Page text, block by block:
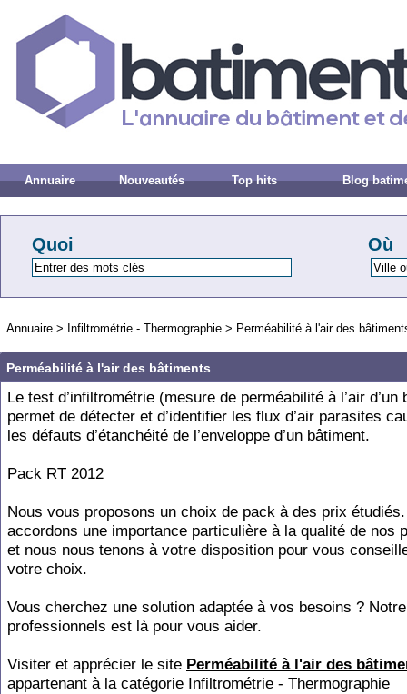
Annuaire Nouveautés Top hits Blog
Quoi Où
Annuaire > Infiltrométrie - Thermographie > Perméabilité à l'air des
Perméabilité à l'air des bâtiments
Le test d’infiltrométrie (mesure de perméabilité à l’air d’un
permet de détecter et d’identifier les flux d’air parasites
les défauts d’étanchéité de l’enveloppe d’un bâtiment.
Pack RT 2012
Nous vous proposons un choix de pack à des prix
accordons une importance particulière à la qualité de nos
et nous nous tenons à votre disposition pour vous
votre choix.
Vous cherchez une solution adaptée à vos besoins ?
professionnels est là pour vous aider.
Visiter et apprécier le site Perméabilité à l'air des
appartenant à la catégorie Infiltrométrie - Thermographie